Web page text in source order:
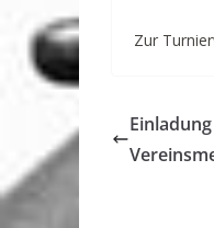
Zur